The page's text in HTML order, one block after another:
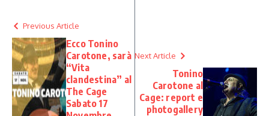
Previous Article
Ecco Tonino
Carotone, sarà
“Vita
clandestina” al
The Cage
Sabato 17
Next Article
Tonino
Carotone al
Cage: report e
photogallery